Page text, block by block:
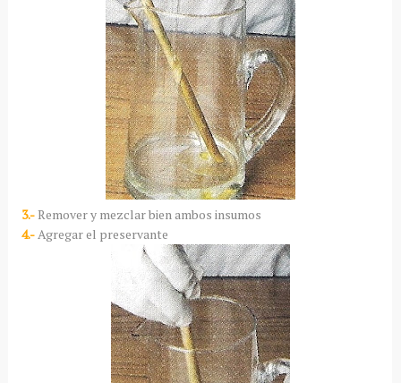
3.-Remover y mezclar bien ambos insumos
4.-Agregar el preservante